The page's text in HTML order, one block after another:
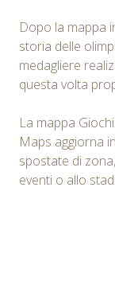
Dopo la mappa
storia delle
medagliere
questa volta
La mappa
Maps aggiorna
spostate di
eventi o allo